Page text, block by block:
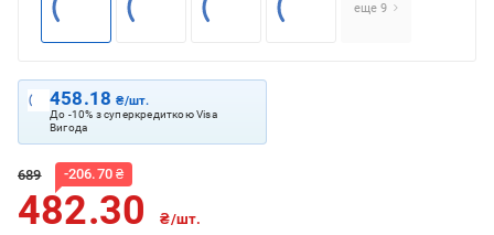
еще 9
458.18₴/шт.
До -10% з суперкредиткою Visa
Вигода
689 -206.70 ₴
482.30 ₴/шт.